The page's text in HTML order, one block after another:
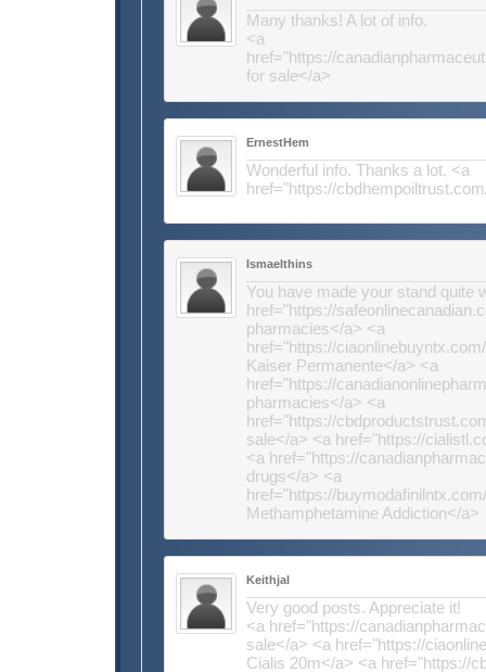
Many thanks! A lot of info.
<a
href="https://
for sale</a>
ErnestHem
Wonderful info. Thanks a lot. <a
href="https://
Ismaelthins
You have made your stand quite
href="https://
pharmacies</a> <a
href="https://
Kaiser Permanente</a> <a
href="https://
pharmacies</a> <a
href="https://
sale</a> <a href="https://
<a href="https://
drugs</a> <a
href="https://
Methamphetamine Addiction</a>
Keithjal
Very good posts. Appreciate it!
<a href="https://
sale</a> <a href="https://
Cialis 20m</a> <a href="https://